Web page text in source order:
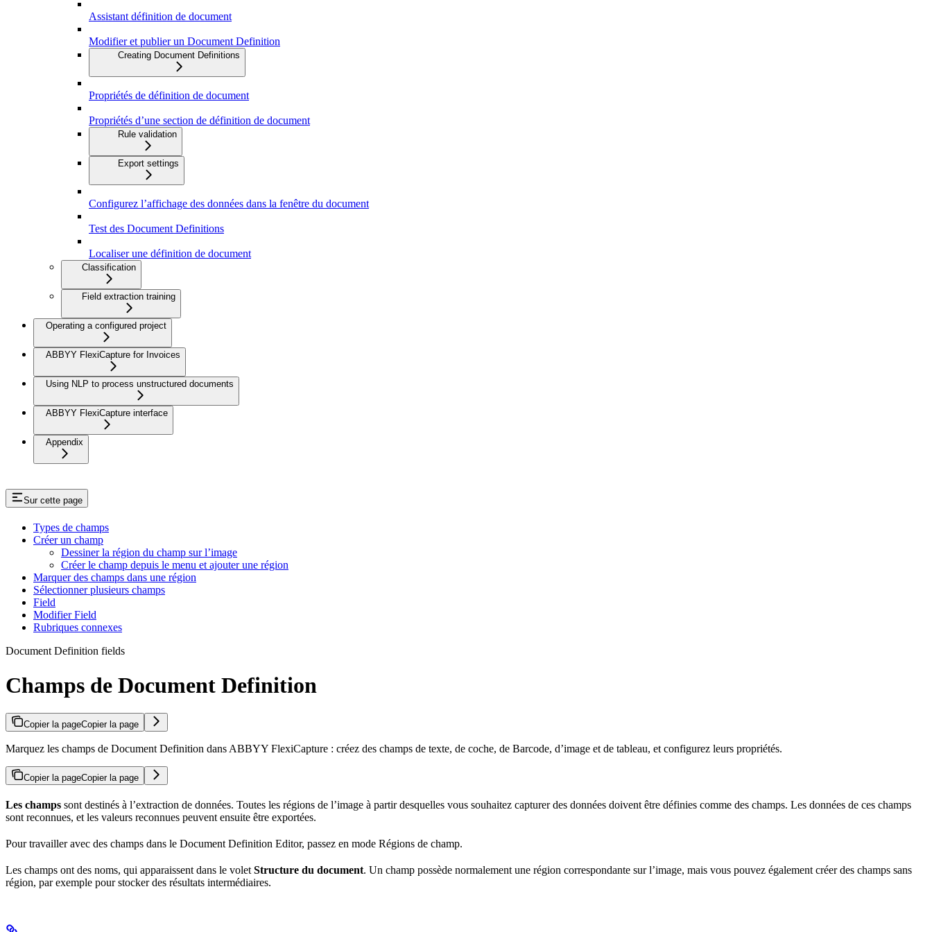
Assistant définition de document
Modifier et publier un Document Definition
Creating Document Definitions
Propriétés de définition de document
Propriétés d’une section de définition de document
Rule validation
Export settings
Configurez l’affichage des données dans la fenêtre du document
Test des Document Definitions
Localiser une définition de document
Classification
Field extraction training
Operating a configured project
ABBYY FlexiCapture for Invoices
Using NLP to process unstructured documents
ABBYY FlexiCapture interface
Appendix
Sur cette page
Types de champs
Créer un champ
Dessiner la région du champ sur l’image
Créer le champ depuis le menu et ajouter une région
Marquer des champs dans une région
Sélectionner plusieurs champs
Field
Modifier Field
Rubriques connexes
Document Definition fields
Champs de Document Definition
Copier la pageCopier la page
Marquez les champs de Document Definition dans ABBYY FlexiCapture : créez des champs de texte, de coche, de Barcode, d’image et de tableau, et configurez leurs propriétés.
Copier la pageCopier la page
Les champs sont destinés à l’extraction de données. Toutes les régions de l’image à partir desquelles vous souhaitez capturer des données doivent être définies comme des champs. Les données de ces champs
sont reconnues, et les valeurs reconnues peuvent ensuite être exportées.
Pour travailler avec des champs dans le Document Definition Editor, passez en mode Régions de champ.
Les champs ont des noms, qui apparaissent dans le volet Structure du document. Un champ possède normalement une région correspondante sur l’image, mais vous pouvez également créer des champs sans
région, par exemple pour stocker des résultats intermédiaires.